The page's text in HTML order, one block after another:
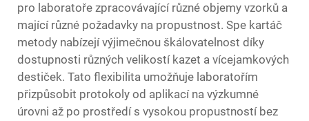
pro laboratoře zpracovávající různé objemy vzorků a
mající různé požadavky na propustnost. Spe kartáč
metody nabízejí výjimečnou škálovatelnost díky
dostupnosti různých velikostí kazet a vícejamkových
destiček. Tato flexibilita umožňuje laboratořím
přizpůsobit protokoly od aplikací na výzkumné
úrovni až po prostředí s vysokou propustností bez